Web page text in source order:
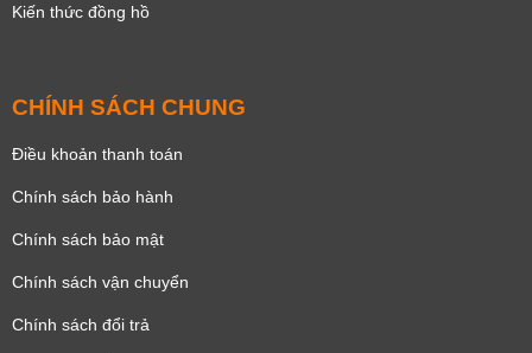
Kiến thức đồng hồ
CHÍNH SÁCH CHUNG
Điều khoản thanh toán
Chính sách bảo hành
Chính sách bảo mật
Chính sách vận chuyển
Chính sách đổi trả